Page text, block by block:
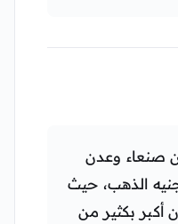
صنعاء وعدن
الذهب، حيث
أكبر بكثير من